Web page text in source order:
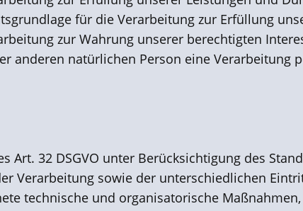
für die Verarbeitung zur Erfüllung
zur Wahrung unserer berechtigten
anderen natürlichen Person eine Verarbeitung
Art. 32 DSGVO unter Berücksichtigung des
Verarbeitung sowie der unterschiedlichen
technische und organisatorische